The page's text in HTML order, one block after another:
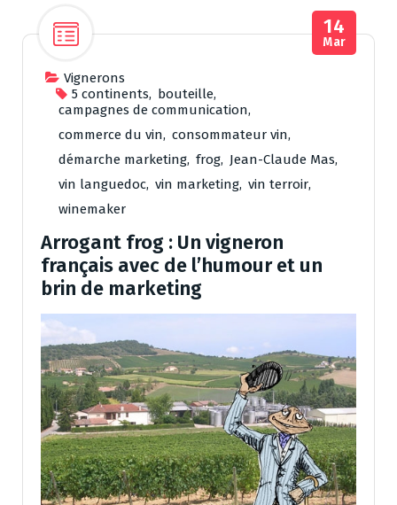
Vignerons
5 continents, bouteille,
campagnes de communication,
commerce du vin, consommateur vin,
démarche marketing, frog, Jean-Claude Mas,
vin languedoc, vin marketing, vin terroir,
winemaker
14
Mar
Arrogant frog : Un vigneron
français avec de l’humour et un
brin de marketing